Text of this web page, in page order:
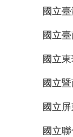
國立
國立
國立
國立
國立
國立